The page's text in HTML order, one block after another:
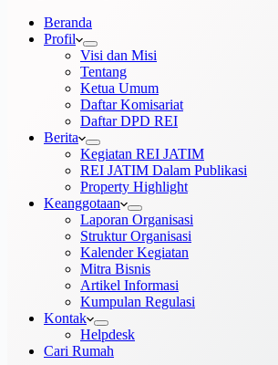
Beranda
Profil
Visi dan Misi
Tentang
Ketua Umum
Daftar Komisariat
Daftar DPD REI
Berita
Kegiatan REI JATIM
REI JATIM Dalam Publikasi
Property Highlight
Keanggotaan
Laporan Organisasi
Struktur Organisasi
Kalender Kegiatan
Mitra Bisnis
Artikel Informasi
Kumpulan Regulasi
Kontak
Helpdesk
Cari Rumah